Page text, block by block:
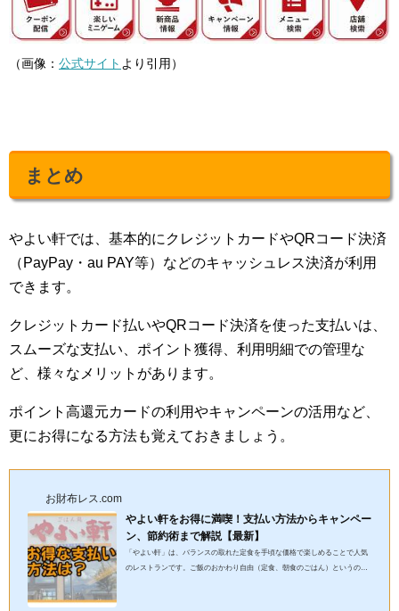
（画像： 公式サイト より引用）
まとめ
やよい軒では、基本的にクレジットカードやQRコード決済
（PayPay・au PAY等）などのキャッシュレス決済が利用
できます。
クレジットカード払いやQRコード決済を使った支払いは、
スムーズな支払い、ポイント獲得、利用明細での管理な
ど、様々なメリットがあります。
ポイント高還元カードの利用やキャンペーンの活用など、
更にお得になる方法も覚えておきましょう。
お財布レス.com
やよい軒をお得に満喫！支払い方法からキャンペー
ン、節約術まで解説【最新】
「やよい軒」は、バランスの取れた定食を手頃な価格で楽しめることで人気
のレストランです。ご飯のおかわり自由（定食、朝食のごはん）というのも